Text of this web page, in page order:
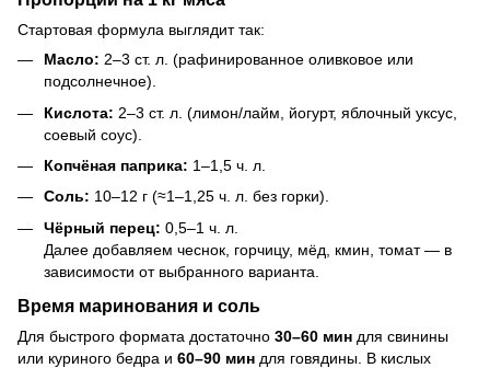
Стартовая формула выглядит так:
Масло: 2–3 ст. л. (рафинированное оливковое или
подсолнечное).
Кислота: 2–3 ст. л. (лимон/лайм, йогурт, яблочный уксус,
соевый соус).
Копчёная паприка: 1–1,5 ч. л.
Соль: 10–12 г (≈1–1,25 ч. л. без горки).
Чёрный перец: 0,5–1 ч. л.
Далее добавляем чеснок, горчицу, мёд, кмин, томат — в
зависимости от выбранного варианта.
Время маринования и соль
Для быстрого формата достаточно 30–60 мин для свинины
или куриного бедра и 60–90 мин для говядины. В кислых